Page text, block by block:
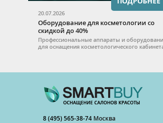
20.07.2026
Оборудование для косметологии со
скидкой до 40%
Профессиональные аппараты и
для оснащения косметологического
8 (495) 565-38-74 Москва